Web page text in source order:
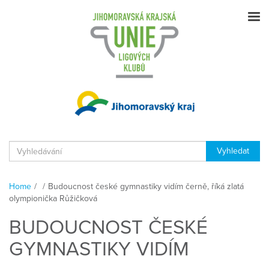
Home / / Budoucnost české gymnastiky vidím černě, říká zlatá
olympionička Růžičková
BUDOUCNOST ČESKÉ
GYMNASTIKY VIDÍM